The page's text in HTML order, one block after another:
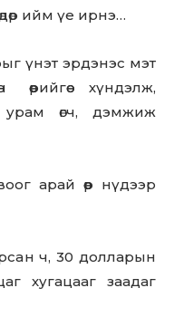
ийм үе ирнэ…
үнэт эрдэнэс мэт
хүндэлж,
урам өгч, дэмжиж
арай өөр нүдээр
ч, 30 долларын
хугацааг заадаг